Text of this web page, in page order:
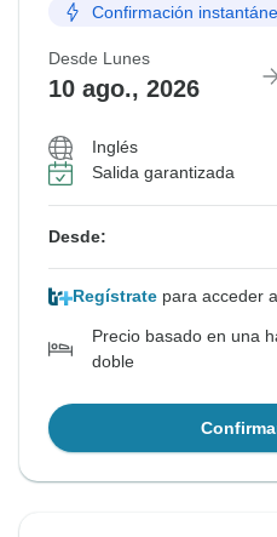
Confirmación
Desde Lunes
10 ago., 2026
Inglés
Salida garantizada
Desde:
Regístrate para acceder
Precio basado en una
doble